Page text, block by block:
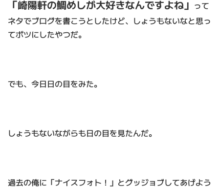
「崎陽軒の鯛めしが大好きなんですよね」 って
ネタでブログを書こうとしたけど、しょうもないなと思っ
てボツにしたやつだ。
でも、今日日の目をみた。
しょうもないながらも日の目を見たんだ。
過去の俺に「ナイスフォト！」とグッジョブしてあげよう